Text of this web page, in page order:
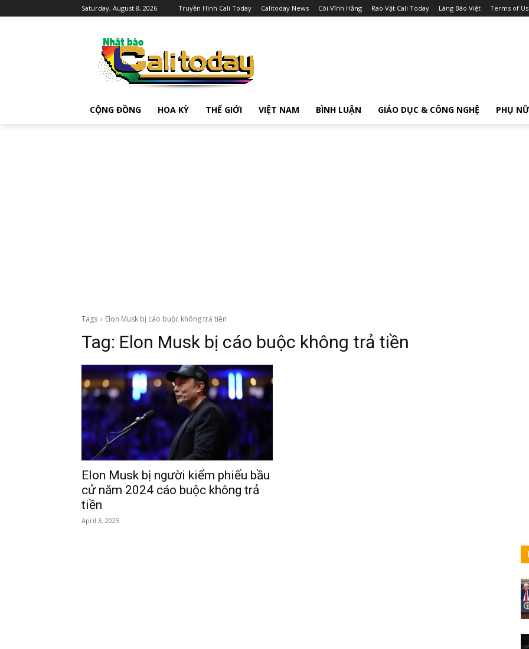
Saturday, August 8, 2026 Truyền Hình Cali Today Calitoday News Cõi Vĩnh Hằng Rao Vặt Cali Today Làng Báo Việt Terms of
CỘNG ĐỒNG HOA KỲ THẾ GIỚI VIỆT NAM BÌNH LUẬN GIÁO DỤC & CÔNG NGHỆ PHỤ NỮ
Tags Elon Musk bị cáo buộc không trả tiền
Tag: Elon Musk bị cáo buộc không trả tiền
Elon Musk bị người kiểm phiếu bầu
cử năm 2024 cáo buộc không trả
tiền
April 3, 2025